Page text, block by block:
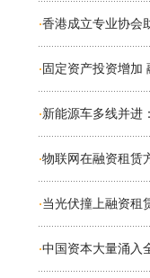
·香港成立专业协会
· 固定资产投资增加
·新能源车多线并进
·物联网在融资租赁
·当光伏撞上融资租
·中国资本大量涌入